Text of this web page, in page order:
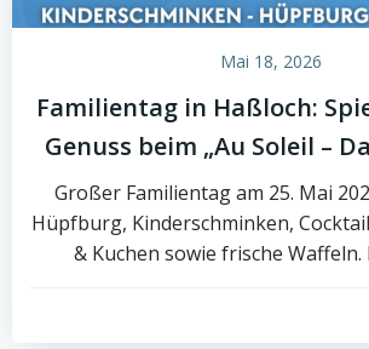
Mai 18, 2026
Familientag in Haßloch:
Genuss beim „Au Soleil –
Großer Familientag am 25. Mai
Hüpfburg, Kinderschminken,
& Kuchen sowie frische